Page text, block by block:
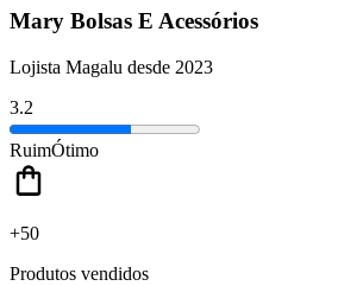
Mary Bolsas E Acessórios
Lojista Magalu desde 2023
3.2
RuimÓtimo
+50
Produtos vendidos